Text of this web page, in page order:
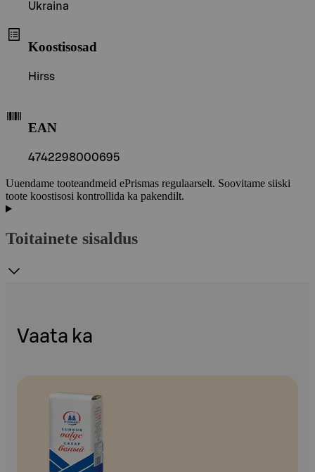
Ukraina
Koostisosad
Hirss
EAN
4742298000695
Uuendame tooteandmeid ePrismas regulaarselt. Soovitame siiski
toote koostisosi kontrollida ka pakendilt.
Toitainete sisaldus
Vaata ka